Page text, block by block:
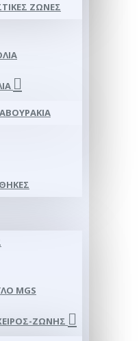
ΖΏΝΕΣ
MGS
ΖΏΝΗΣ